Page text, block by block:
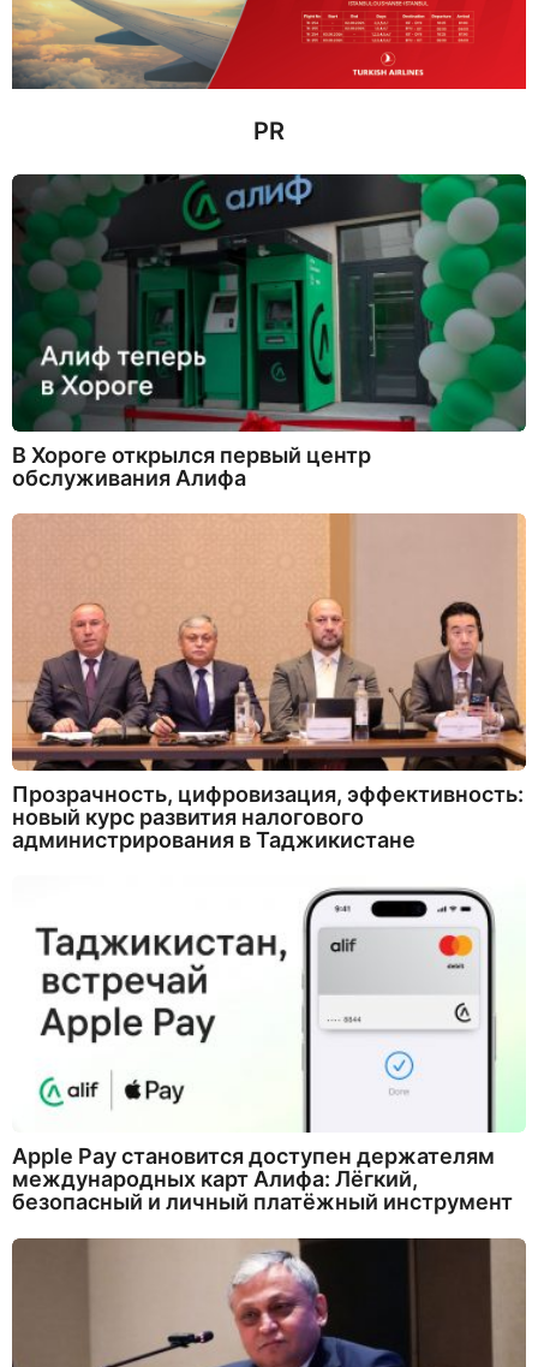
з
а
д
PR
В Хороге открылся первый центр
обслуживания Алифа
Прозрачность, цифровизация, эффективность:
новый курс развития налогового
администрирования в Таджикистане
Apple Pay становится доступен держателям
международных карт Алифа: Лёгкий,
безопасный и личный платёжный инструмент